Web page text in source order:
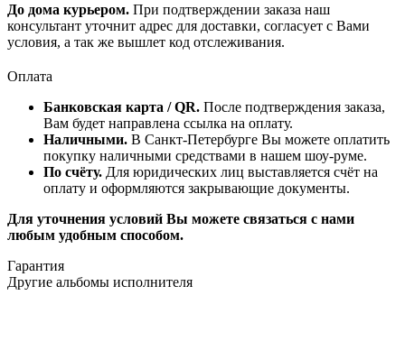
До дома курьером. При подтверждении заказа наш
консультант уточнит адрес для доставки, согласует с Вами
условия, а так же вышлет код отслеживания.
Оплата
Банковская карта / QR. После подтверждения заказа,
Вам будет направлена ссылка на оплату.
Наличными. В Санкт-Петербурге Вы можете оплатить
покупку наличными средствами в нашем шоу-руме.
По счёту. Для юридических лиц выставляется счёт на
оплату и оформляются закрывающие документы.
Для уточнения условий Вы можете связаться с нами
любым удобным способом.
Гарантия
Другие альбомы исполнителя